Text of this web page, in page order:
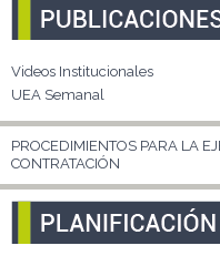
Videos Institucionales
UEA Semanal
PROCEDIMIENTOS PARA LA
CONTRATACIÓN